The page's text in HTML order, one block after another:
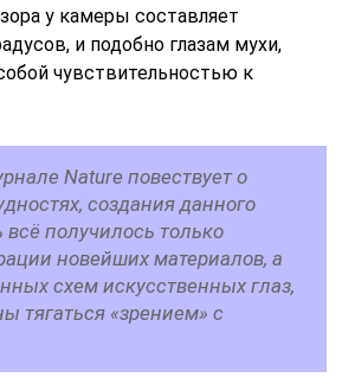
у камеры составляет
и подобно глазам мухи,
чувствительностью к
Nature повествует о
создания данного
всё получилось только
новейших материалов, а
схем искусственных глаз,
тягаться «зрением» с